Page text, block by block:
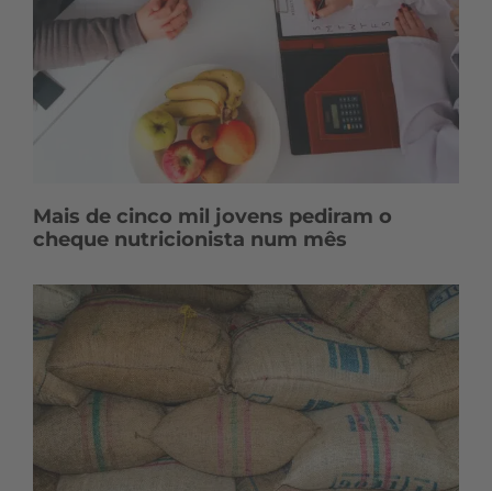
Mais de cinco mil jovens pediram o
cheque nutricionista num mês